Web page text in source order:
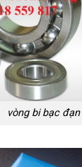
vòng bi bạc